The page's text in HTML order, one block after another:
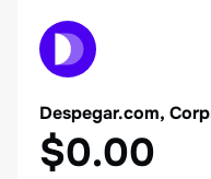
Despegar.com,
$0.00